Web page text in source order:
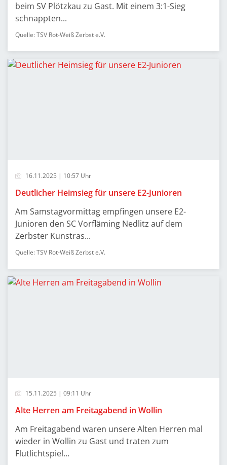
beim SV Plötzkau zu Gast. Mit einem 3:1-Sieg
schnappten...
Quelle: TSV Rot-Weiß Zerbst e.V.
16.11.2025 | 10:57 Uhr
Deutlicher Heimsieg für unsere E2-Junioren
Am Samstagvormittag empfingen unsere E2-
Junioren den SC Vorfläming Nedlitz auf dem
Zerbster Kunstras...
Quelle: TSV Rot-Weiß Zerbst e.V.
15.11.2025 | 09:11 Uhr
Alte Herren am Freitagabend in Wollin
Am Freitagabend waren unsere Alten Herren mal
wieder in Wollin zu Gast und traten zum
Flutlichtspiel...